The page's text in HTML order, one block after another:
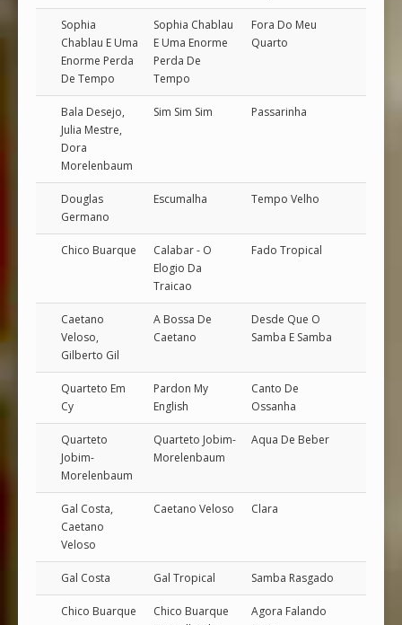
Sophia
Chablau E Uma
Enorme Perda
De Tempo
Sophia Chablau
E Uma Enorme
Perda De
Tempo
Fora Do Meu
Quarto
Bala Desejo,
Julia Mestre,
Dora
Morelenbaum
Sim Sim Sim Passarinha
Douglas
Germano
Escumalha Tempo Velho
Chico Buarque
Calabar - O
Elogio Da
Traicao
Fado Tropical
Caetano
Veloso,
Gilberto Gil
A Bossa De
Caetano
Desde Que O
Samba E Samba
Quarteto Em
Cy
Pardon My
English
Canto De
Ossanha
Quarteto
Jobim-
Morelenbaum
Quarteto Jobim-
Morelenbaum
Aqua De Beber
Gal Costa,
Caetano
Veloso
Caetano Veloso Clara
Gal Costa Gal Tropical Samba Rasgado
Chico Buarque
Chico Buarque
Agora Falando